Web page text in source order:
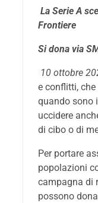
La Serie A
Frontiere
Si dona via
10 ottobre
e conflitti,
quando sono
uccidere
di cibo o di
Per portare
popolazioni
campagna di
possono